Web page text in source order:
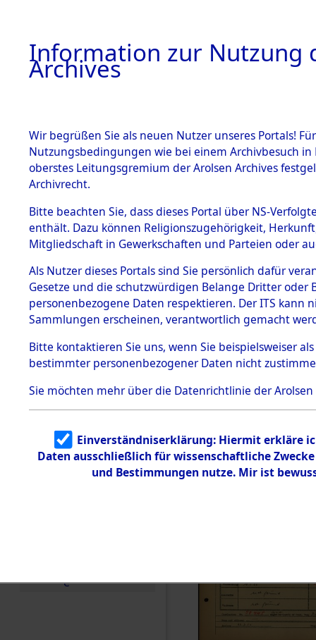
BESTÄNDE
1.
mente
5. Verschiedenes
5.3
Todesmärsche
5.3.1 Alliierte
Erhebungen
zu
Todesmärsch
en
5.3.2
Identifizierun
g
5.3.3
Todesmärsch
e
Dead -
Branch -
0010
Information zur Nutzung
Archives
Wir begrüßen Sie als neuen Nutzer unseres Portals!
Nutzungsbedingungen wie bei einem Archivbesuch
oberstes Leitungsgremium der Arolsen Archives
Archivrecht.
Bitte beachten Sie, dass dieses Portal über NS-
enthält. Dazu können Religionszugehörigkeit,
Mitgliedschaft in Gewerkschaften und Parteien oder
Als Nutzer dieses Portals sind Sie persönlich dafür
Gesetze und die schutzwürdigen Belange Dritter
personenbezogene Daten respektieren. Der ITS
Sammlungen erscheinen, verantwortlich gemacht
Bitte kontaktieren Sie uns, wenn Sie beispielsweiser
bestimmter personenbezogener Daten nicht
Sie möchten mehr über die Datenrichtlinie der Arolsen
Einverständniserklärung: Hiermit erkläre
Daten ausschließlich für wissenschaftliche
und Bestimmungen nutze. Mir ist